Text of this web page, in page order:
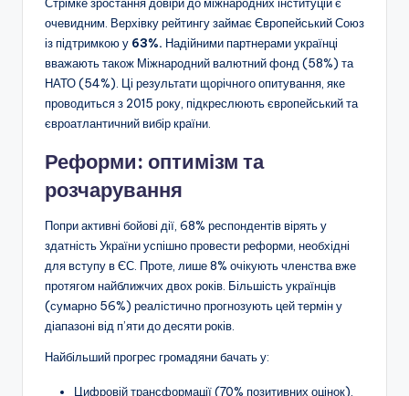
очевидним. Верхівку рейтингу займає Європейський Союз
із підтримкою у 63%. Надійними партнерами українці
вважають також Міжнародний валютний фонд (58%) та
НАТО (54%). Ці результати щорічного опитування, яке
проводиться з 2015 року, підкреслюють європейський та
євроатлантичний вибір країни.
Реформи: оптимізм та
розчарування
Попри активні бойові дії, 68% респондентів вірять у
здатність України успішно провести реформи, необхідні
для вступу в ЄС. Проте, лише 8% очікують членства вже
протягом найближчих двох років. Більшість українців
(сумарно 56%) реалістично прогнозують цей термін у
діапазоні від п’яти до десяти років.
Найбільший прогрес громадяни бачать у:
Цифровій трансформації (70% позитивних оцінок).